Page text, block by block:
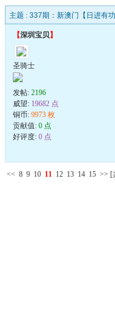
主题 : 337期：新澳门【日进有
【深圳宝贝】
圣骑士
发帖: 2196
威望: 19682 点
铜币: 9973 枚
贡献值: 0 点
好评度: 0 点
<< 8 9 10 11 12 13 14 15 >> [